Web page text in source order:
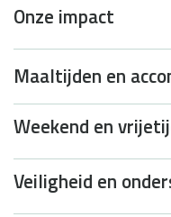
Onze impact
Maaltijden en
Weekend en
Veiligheid en